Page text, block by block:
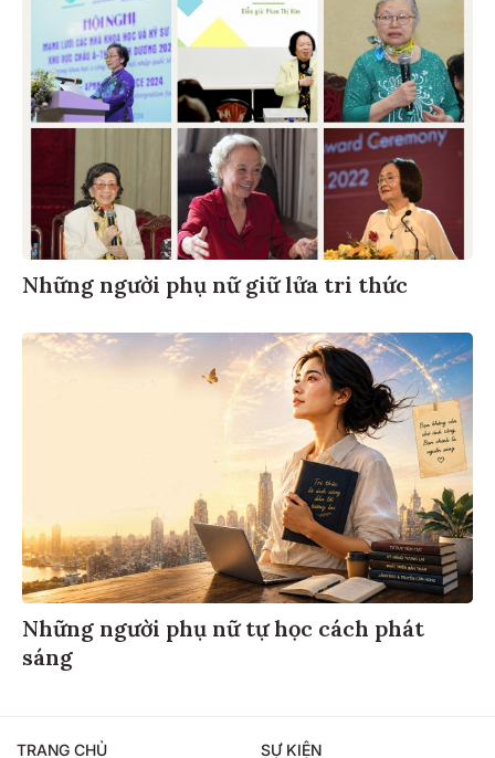
Những người phụ nữ giữ lửa tri thức
Những người phụ nữ tự học cách phát
sáng
TRANG CHỦ SỰ KIỆN